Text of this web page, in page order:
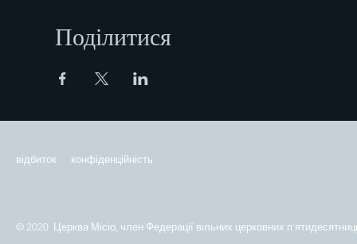
Поділитися
відбиток конфіденційність
© 2020 Церква Місіо, член Федерації вільних церковних